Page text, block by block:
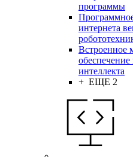
программы
интернета
Встроенное
обеспечение
интеллекта
+ ЕЩЕ 2